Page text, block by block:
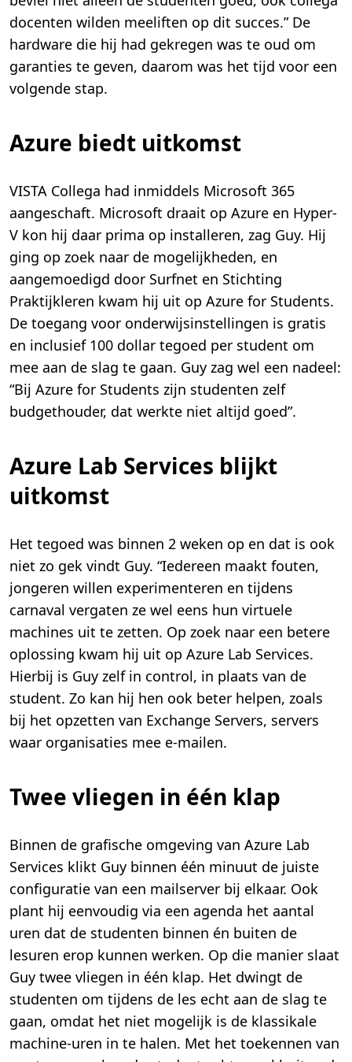
docenten wilden meeliften op dit succes.” De
hardware die hij had gekregen was te oud om
garanties te geven, daarom was het tijd voor een
volgende stap.
Azure biedt uitkomst
VISTA Collega had inmiddels Microsoft 365
aangeschaft. Microsoft draait op Azure en Hyper-
V kon hij daar prima op installeren, zag Guy. Hij
ging op zoek naar de mogelijkheden, en
aangemoedigd door Surfnet en Stichting
Praktijkleren kwam hij uit op Azure for Students.
De toegang voor onderwijsinstellingen is gratis
en inclusief 100 dollar tegoed per student om
mee aan de slag te gaan. Guy zag wel een nadeel:
“Bij Azure for Students zijn studenten zelf
budgethouder, dat werkte niet altijd goed”.
Azure Lab Services blijkt
uitkomst
Het tegoed was binnen 2 weken op en dat is ook
niet zo gek vindt Guy. “Iedereen maakt fouten,
jongeren willen experimenteren en tijdens
carnaval vergaten ze wel eens hun virtuele
machines uit te zetten. Op zoek naar een betere
oplossing kwam hij uit op Azure Lab Services.
Hierbij is Guy zelf in control, in plaats van de
student. Zo kan hij hen ook beter helpen, zoals
bij het opzetten van Exchange Servers, servers
waar organisaties mee e-mailen.
Twee vliegen in één klap
Binnen de grafische omgeving van Azure Lab
Services klikt Guy binnen één minuut de juiste
configuratie van een mailserver bij elkaar. Ook
plant hij eenvoudig via een agenda het aantal
uren dat de studenten binnen én buiten de
lesuren erop kunnen werken. Op die manier slaat
Guy twee vliegen in één klap. Het dwingt de
studenten om tijdens de les echt aan de slag te
gaan, omdat het niet mogelijk is de klassikale
machine-uren in te halen. Met het toekennen van